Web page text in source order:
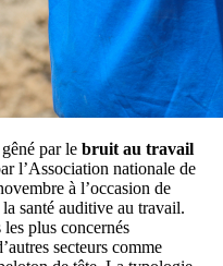
par le bruit au travail
l’Association nationale de
à l’occasion de
santé auditive au travail.
plus concernés
secteurs comme